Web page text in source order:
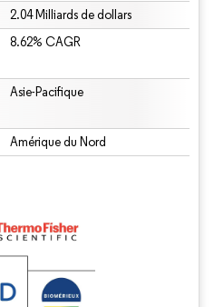
2.04 Milliards de dollars
8.62% CAGR
Asie-Pacifique
Amérique du Nord
nécessite une attribution sous CC